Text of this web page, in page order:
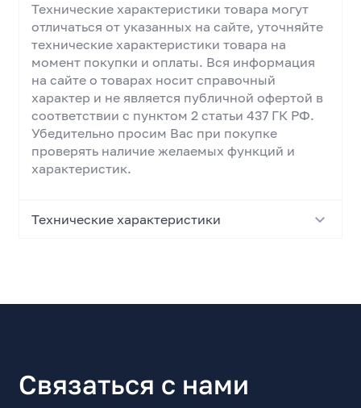
Технические характеристики товара могут
отличаться от указанных на сайте, уточняйте
технические характеристики товара на
момент покупки и оплаты. Вся информация
на сайте о товарах носит справочный
характер и не является публичной офертой в
соответствии с пунктом 2 статьи 437 ГК РФ.
Убедительно просим Вас при покупке
проверять наличие желаемых функций и
характеристик.
Технические характеристики
Форм-фактор корпуса
Связаться с нами